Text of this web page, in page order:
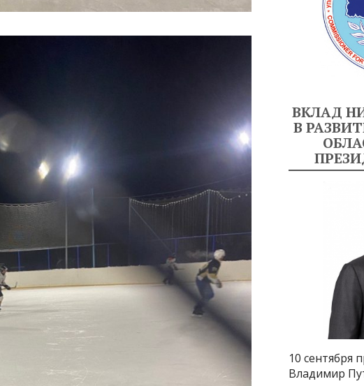
ВКЛАД
В
10 сентября
Владимир